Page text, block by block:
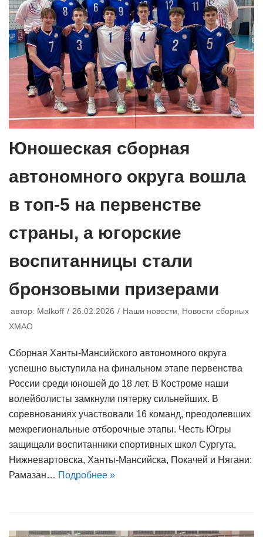
Юношеская сборная
автономного округа вошла
в топ-5 на первенстве
страны, а югорские
воспитанницы стали
бронзовыми призерами
автор: Malkoff 26.02.2026 Наши новости, Новости сборных
ХМАО
Сборная Ханты-Мансийского автономного округа
успешно выступила на финальном этапе первенства
России среди юношей до 18 лет. В Костроме наши
волейболисты замкнули пятерку сильнейших. В
соревнованиях участвовали 16 команд, преодолевших
межрегиональные отборочные этапы. Честь Югры
защищали воспитанники спортивных школ Сургута,
Нижневартовска, Ханты-Мансийска, Покачей и Нягани:
Рамазан… Подробнее »